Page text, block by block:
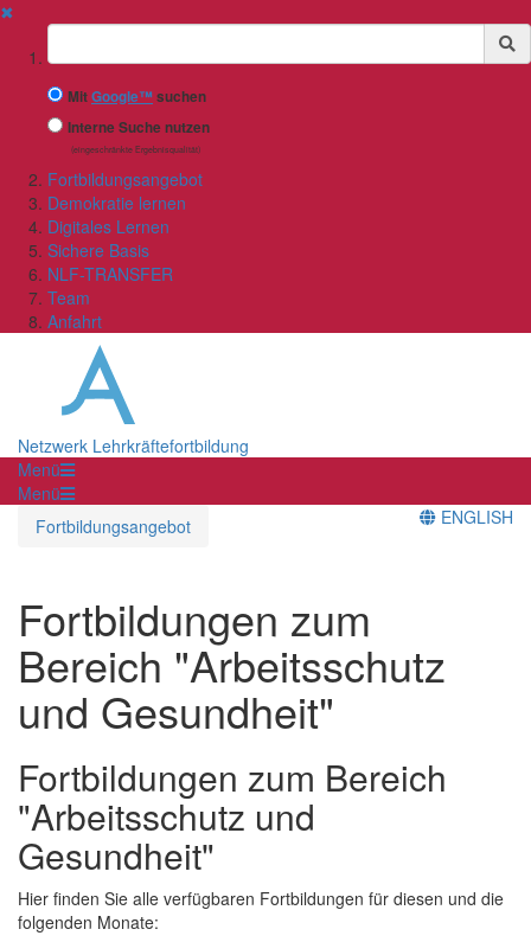
✖
Suchbegriff
MitGoogle™ suchen
Interne Suche nutzen
(eingeschränkte Ergebnisqualität)
Fortbildungsangebot
Demokratie lernen
Digitales Lernen
Sichere Basis
NLF-TRANSFER
Team
Anfahrt
Netzwerk Lehrkräftefortbildung
Menü
Menü
Fortbildungsangebot
ENGLISH
Fortbildungen zum
Bereich "Arbeitsschutz
und Gesundheit"
Fortbildungen zum Bereich
"Arbeitsschutz und
Gesundheit"
Hier finden Sie alle verfügbaren Fortbildungen für diesen und die
folgenden Monate: